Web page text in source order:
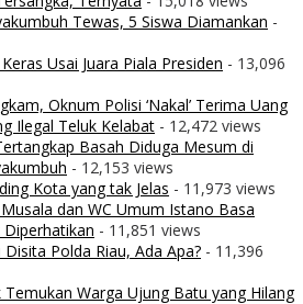
Tewas, 5 Siswa Diamankan -
Usai Juara Piala Presiden - 13,096
Oknum Polisi ‘Nakal’ Terima Uang
Ilegal Teluk Kelabat - 12,472 views
Basah Diduga Mesum di
- 12,153 views
Kota yang tak Jelas - 11,973 views
dan WC Umum Istano Basa
Diperhatikan - 11,851 views
Polda Riau, Ada Apa? - 11,396
Temukan Warga Ujung Batu yang Hilang